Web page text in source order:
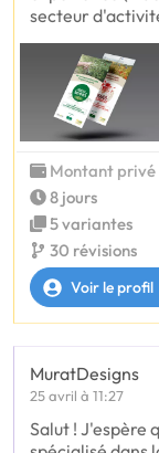
secteur
Montant privé
8 jours
5 variantes
30 révisions
Voir le profil
MuratDesigns
25 avril à 11:27
Salut ! J'espère